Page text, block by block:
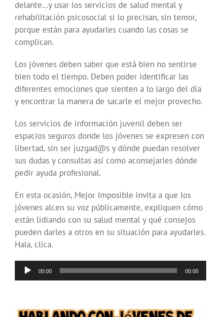
delante…y usar los servicios de salud mental y
rehabilitación psicosocial si lo precisan, sin temor,
porque están para ayudarles cuando las cosas se
complican.
Los jóvenes deben saber que está bien no sentirse
bien todo el tiempo. Deben poder identificar las
diferentes emociones que sienten a lo largo del día
y encontrar la manera de sacarle el mejor provecho.
Los servicios de información juvenil deben ser
espacios seguros donde los jóvenes se expresen con
libertad, sin ser juzgad@s y dónde puedan resolver
sus dudas y consultas así como aconsejarles dónde
pedir ayuda profesional.
En esta ocasión, Mejor Imposible invita a que los
jóvenes alcen su voz públicamente, expliquen cómo
están lidiando con su salud mental y qué consejos
pueden darles a otros en su situación para ayudarles.
Hala, clica.
Reproductor
de
00:00 00:00